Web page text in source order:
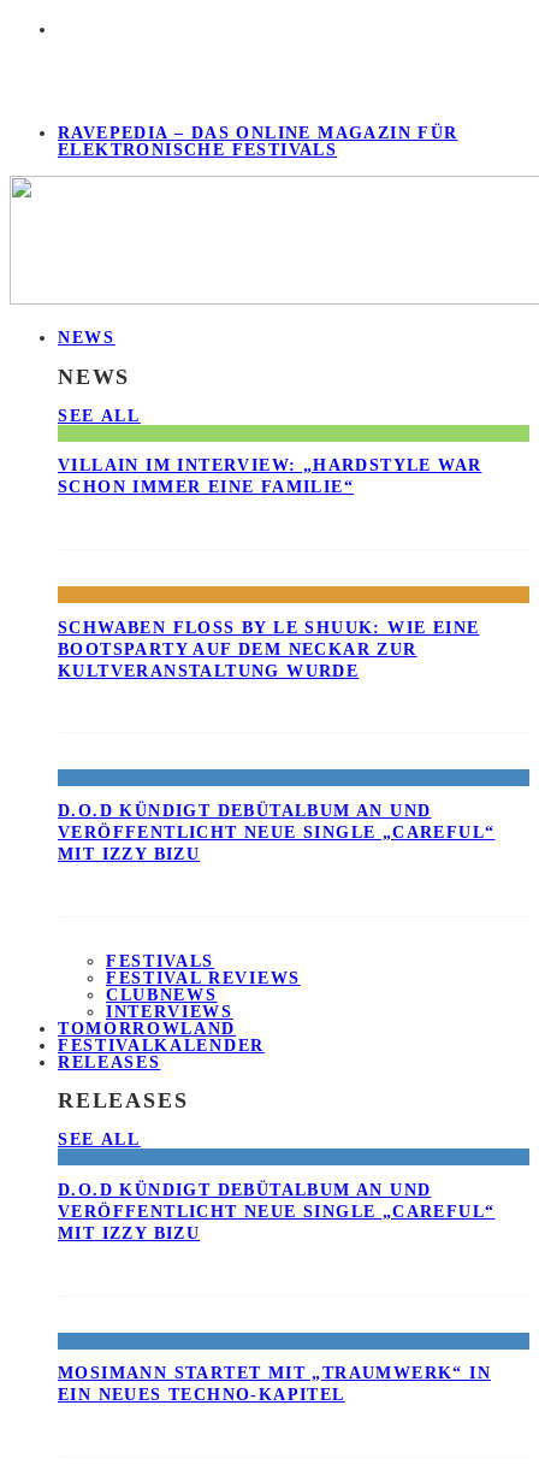
RAVEPEDIA – DAS ONLINE MAGAZIN FÜR
ELEKTRONISCHE FESTIVALS
NEWS
NEWS
SEE ALL
VILLAIN IM INTERVIEW: „HARDSTYLE WAR
SCHON IMMER EINE FAMILIE“
SCHWABEN FLOSS BY LE SHUUK: WIE EINE B
OOTSPARTY AUF DEM NECKAR ZUR K
ULTVERANSTALTUNG WURDE
D.O.D KÜNDIGT DEBÜTALBUM AN UND
VERÖFFENTLICHT NEUE SINGLE „CAREFUL“
MIT IZZY BIZU
FESTIVALS
FESTIVAL REVIEWS
CLUBNEWS
INTERVIEWS
TOMORROWLAND
FESTIVALKALENDER
RELEASES
RELEASES
SEE ALL
D.O.D KÜNDIGT DEBÜTALBUM AN UND
VERÖFFENTLICHT NEUE SINGLE „CAREFUL“
MIT IZZY BIZU
MOSIMANN STARTET MIT „TRAUMWERK“ IN
EIN NEUES TECHNO-KAPITEL